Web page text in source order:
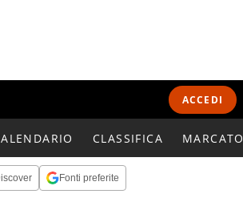
ACCEDI
CLASSIFICA
Fonti preferite